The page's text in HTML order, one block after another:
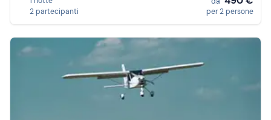
2 partecipanti
per 2 persone